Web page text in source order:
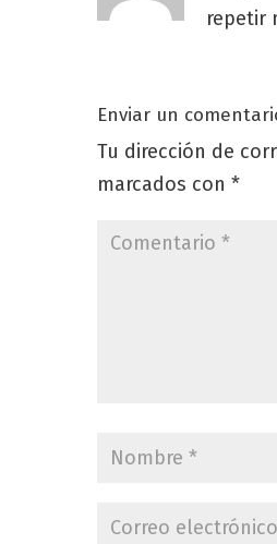
repetir
Enviar un
Tu dirección de
marcados con *